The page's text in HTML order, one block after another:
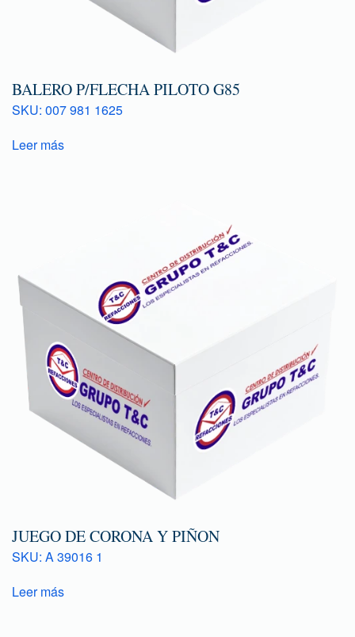
BALERO P/FLECHA PILOTO G85
SKU: 007 981 1625
Leer más
JUEGO DE CORONA Y PIÑON
SKU: A 39016 1
Leer más